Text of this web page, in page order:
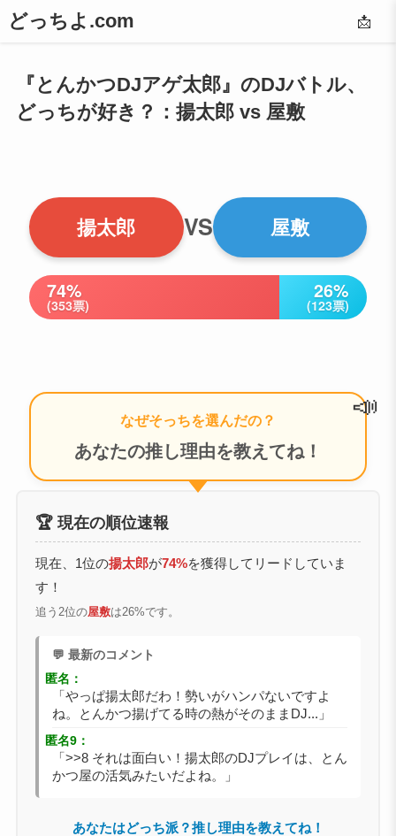
どっちよ.com 📩
『とんかつDJアゲ太郎』のDJバトル、
どっちが好き？：揚太郎 vs 屋敷
揚太郎 VS 屋敷
74%
(353票)
26%
(123票)
なぜそっちを選んだの？
あなたの推し理由を教えてね！
📣
🏆 現在の順位速報
現在、1位の揚太郎が74%を獲得してリードしていま
す！
追う2位の屋敷は26%です。
💬 最新のコメント
匿名：
「やっぱ揚太郎だわ！勢いがハンパないですよ
ね。とんかつ揚げてる時の熱がそのままDJ...」
匿名9：
「>>8 それは面白い！揚太郎のDJプレイは、とん
かつ屋の活気みたいだよね。」
あなたはどっち派？推し理由を教えてね！